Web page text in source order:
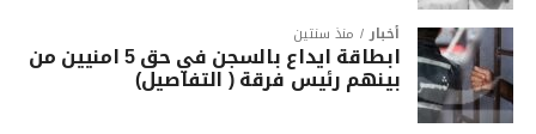
أخبار منذ سنتين
ابطاقة ايداع بالسجن في حق 5 امنيين من
بينهم رئيس فرقة ( التفاصيل)